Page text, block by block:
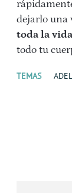
dejarlo una
toda la vida
todo tu
TEMAS